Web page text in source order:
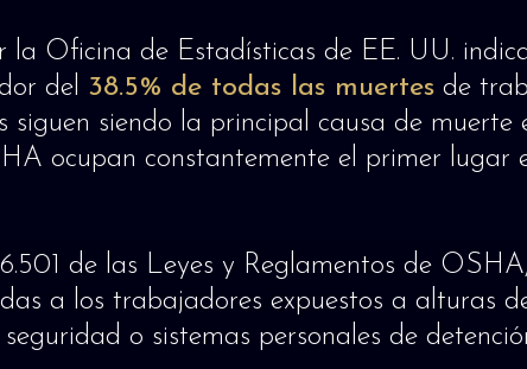
la Oficina de Estadísticas de EE. UU.
del 38.5% de todas las muertes de
siguen siendo la principal causa de muerte
ocupan constantemente el primer lugar
de las Leyes y Reglamentos de
a los trabajadores expuestos a alturas
o sistemas personales de